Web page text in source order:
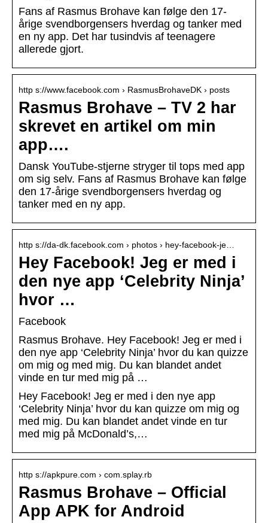
Fans af Rasmus Brohave kan følge den 17-
årige svendborgensers hverdag og tanker med
en ny app. Det har tusindvis af teenagere
allerede gjort.
http s://www.facebook.com › RasmusBrohaveDK › posts
Rasmus Brohave – TV 2 har
skrevet en artikel om min
app….
Dansk YouTube-stjerne stryger til tops med app
om sig selv. Fans af Rasmus Brohave kan følge
den 17-årige svendborgensers hverdag og
tanker med en ny app.
http s://da-dk.facebook.com › photos › hey-facebook-je…
Hey Facebook! Jeg er med i
den nye app ‘Celebrity Ninja’
hvor …
Facebook
Rasmus Brohave. Hey Facebook! Jeg er med i
den nye app ‘Celebrity Ninja’ hvor du kan quizze
om mig og med mig. Du kan blandet andet
vinde en tur med mig på …
Hey Facebook! Jeg er med i den nye app
‘Celebrity Ninja’ hvor du kan quizze om mig og
med mig. Du kan blandet andet vinde en tur
med mig på McDonald’s,…
http s://apkpure.com › com.splay.rb
Rasmus Brohave – Official
App APK for Android